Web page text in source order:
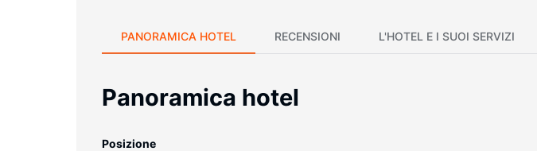
PANORAMICA HOTEL RECENSIONI L'HOTEL E I SUOI SERVIZI
Panoramica hotel
Posizione